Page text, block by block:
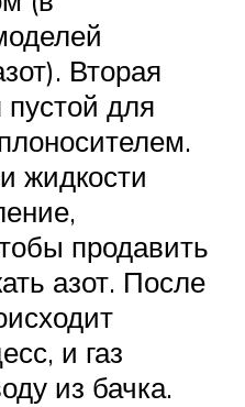
Вторая
пустой для
жидкости
продавить
азот. После
и газ
из бачка.